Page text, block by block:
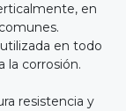
en
en todo
la corrosión.
resistencia y